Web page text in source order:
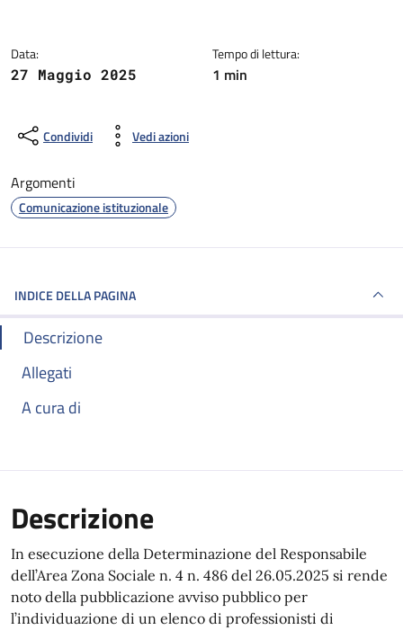
Data:
27 Maggio 2025
Tempo di lettura:
1 min
Condividi Vedi azioni
Argomenti
Comunicazione istituzionale
INDICE DELLA PAGINA
Descrizione
Allegati
A cura di
Descrizione
In esecuzione della Determinazione del Responsabile
dell’Area Zona Sociale n. 4 n. 486 del 26.05.2025 si rende
noto della pubblicazione avviso pubblico per
l’individuazione di un elenco di professionisti di